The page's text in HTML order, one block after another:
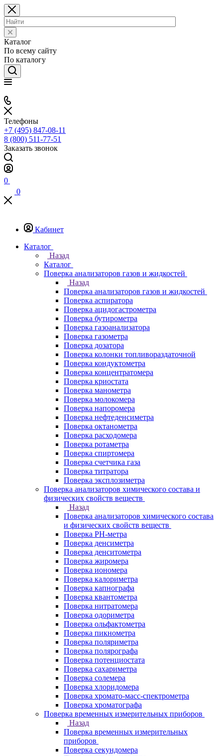
Каталог
По всему сайту
По каталогу
Телефоны
+7 (495) 847-08-11
8 (800) 511-77-51
Заказать звонок
0
0
Кабинет
Каталог
Назад
Каталог
Поверка анализаторов газов и жидкостей
Назад
Поверка анализаторов газов и жидкостей
Поверка аспиратора
Поверка ацидогастрометра
Поверка бутирометра
Поверка газоанализатора
Поверка газометра
Поверка дозатора
Поверка колонки топливораздаточной
Поверка кондуктометра
Поверка концентратомера
Поверка криостата
Поверка манометра
Поверка молокомера
Поверка напоромера
Поверка нефтеденсиметра
Поверка октанометра
Поверка расходомера
Поверка ротаметра
Поверка спиртомера
Поверка счетчика газа
Поверка титратора
Поверка эксплозиметра
Поверка анализаторов химического состава и
физических свойств веществ
Назад
Поверка анализаторов химического состава
и физических свойств веществ
Поверка PH-метра
Поверка денсиметра
Поверка денситометра
Поверка жиромера
Поверка иономера
Поверка калориметра
Поверка капнографа
Поверка квантометра
Поверка нитратомера
Поверка одориметра
Поверка ольфактометра
Поверка пикнометра
Поверка поляриметра
Поверка полярографа
Поверка потенциостата
Поверка сахариметра
Поверка солемера
Поверка хлоридомера
Поверка хромато-масс-спектрометра
Поверка хроматографа
Поверка временных измерительных приборов
Назад
Поверка временных измерительных
приборов
Поверка секундомера